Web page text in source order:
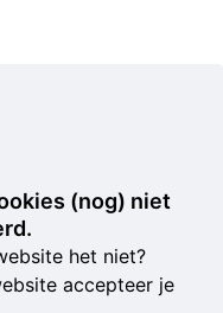
(nog) niet
het niet?
accepteer je